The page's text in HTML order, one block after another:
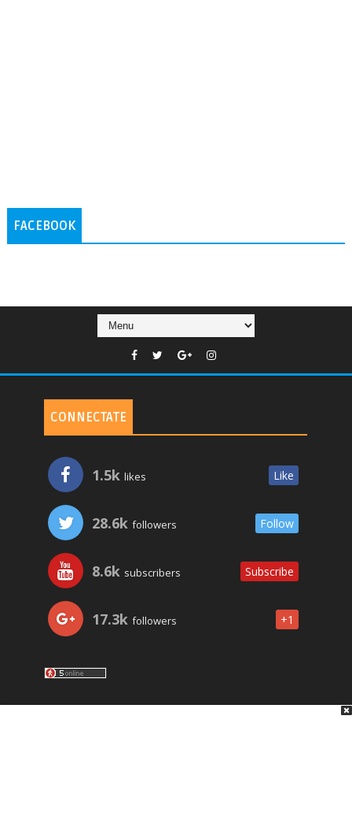
FACEBOOK
CONNECTATE
1.5k likes Like
28.6k followers Follow
8.6k subscribers Subscribe
17.3k followers +1